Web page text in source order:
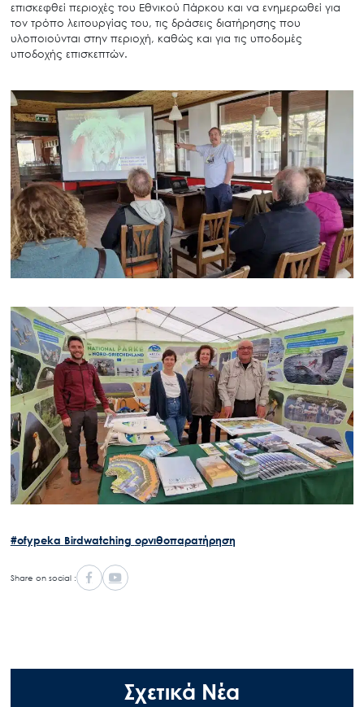
Search
for:
Ο.ΦΥ.ΠΕ.Κ.Α.
Νέα – Δημοσιότητα
Άξονες δράσης
Έργα
επισκεφθεί περιοχές του Εθνικού Πάρκου και να ενημερωθεί για
τον τρόπο λειτουργίας του, τις δράσεις διατήρησης που
υλοποιούνται στην περιοχή, καθώς και για τις υποδομές
υποδοχής επισκεπτών.
#ofypeka Birdwatching ορνιθοπαρατήρηση
Share on social :
Σχετικά Νέα